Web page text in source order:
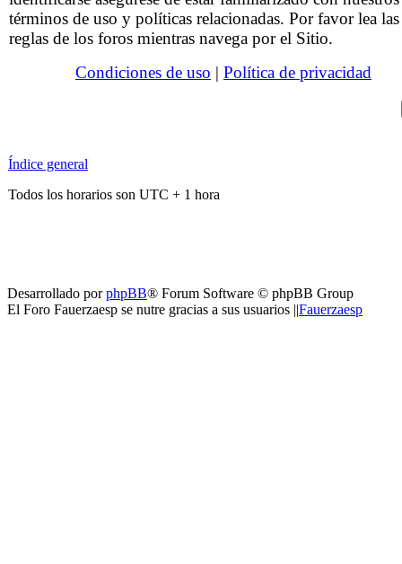
términos de uso y políticas relacionadas. Por favor lea las
reglas de los foros mientras navega por el Sitio.
Condiciones de uso | Política de privacidad
Índice general
Todos los horarios son UTC + 1 hora
Desarrollado porphpBB® Forum Software © phpBB Group
El Foro Fauerzaesp se nutre gracias a sus usuarios ||Fauerzaesp